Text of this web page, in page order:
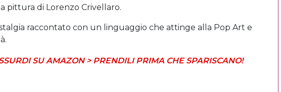
pittura di Lorenzo Crivellaro.
raccontato con un linguaggio che attinge alla Pop Art e
SU AMAZON > PRENDILI PRIMA CHE SPARISCANO!